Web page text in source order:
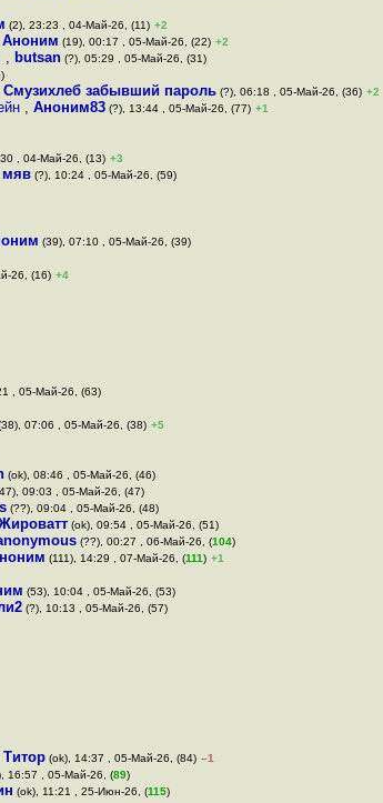
(2), 23:23 , 04-Май-26, (11) +2
Аноним (19), 00:17 , 05-Май-26, (22) +2
, butsan (?), 05:29 , 05-Май-26, (31)
Смузихлеб забывший пароль (?), 06:18 , 05-Май-26, (36) +2
, Аноним83 (?), 13:44 , 05-Май-26, (77) +1
, 04-Май-26, (13) +3
мяв (?), 10:24 , 05-Май-26, (59)
(39), 07:10 , 05-Май-26, (39)
26, (16) +4
, 05-Май-26, (63)
07:06 , 05-Май-26, (38) +5
(ok), 08:46 , 05-Май-26, (46)
09:03 , 05-Май-26, (47)
(??), 09:04 , 05-Май-26, (48)
(ok), 09:54 , 05-Май-26, (51)
(??), 00:27 , 06-Май-26, (104)
(111), 14:29 , 07-Май-26, (111) +1
(53), 10:04 , 05-Май-26, (53)
(?), 10:13 , 05-Май-26, (57)
(ok), 14:37 , 05-Май-26, (84) –1
16:57 , 05-Май-26, (89)
(ok), 11:21 , 25-Июн-26, (115)